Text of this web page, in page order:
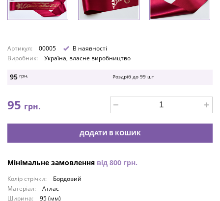
Артикул: 00005
В наявності
Виробник:
Україна, власне виробництво
95 грн. Роздріб до 99 шт
95 грн.
ДОДАТИ В КОШИК
Мінімальне замовлення від 800 грн.
Колір стрічки:
Бордовий
Матеріал:
Атлас
Ширина:
95 (мм)